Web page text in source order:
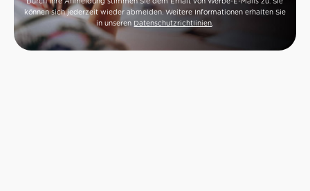
können sich jederzeit wieder abmelden. Weitere Informationen erhalten Sie
in unseren Datenschutzrichtlinien